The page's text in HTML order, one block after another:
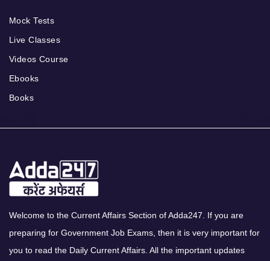
Mock Tests
Live Classes
Videos Course
Ebooks
Books
Welcome to the Current Affairs Section of Adda247. If you are
preparing for Government Job Exams, then it is very important for
you to read the Daily Current Affairs. All the important updates